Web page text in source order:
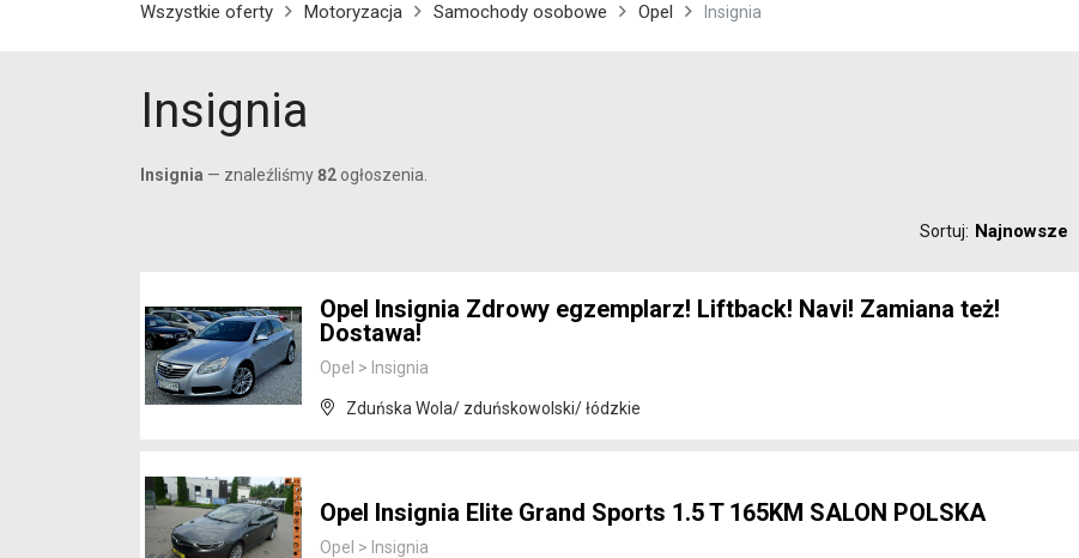
Wszystkie oferty Motoryzacja Samochody osobowe Opel Insignia
Insignia
Insignia — znaleźliśmy82 ogłoszenia.
Sortuj: Najnowsze
Opel Insignia Zdrowy egzemplarz! Liftback! Navi! Zamiana też!
Dostawa!
Opel > Insignia
Zduńska Wola/ zduńskowolski/ łódzkie
Opel Insignia Elite Grand Sports 1.5 T 165KM SALON POLSKA
Opel > Insignia